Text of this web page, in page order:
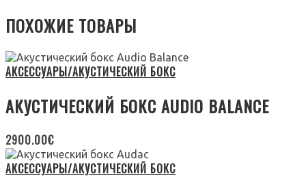
ПОХОЖИЕ ТОВАРЫ
АКСЕССУАРЫ/АКУСТИЧЕСКИЙ БОКС
АКУСТИЧЕСКИЙ БОКС AUDIO BALANCE
2900.00€
АКСЕССУАРЫ/АКУСТИЧЕСКИЙ БОКС